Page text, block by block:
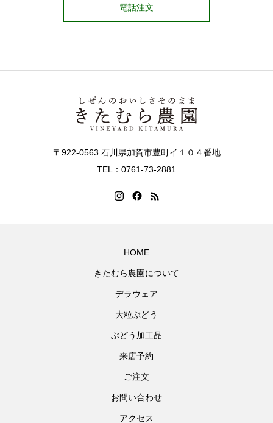
電話注文
〒922-0563 石川県加賀市豊町イ１０４番地
TEL：0761-73-2881
HOME
きたむら農園について
デラウェア
大粒ぶどう
ぶどう加工品
来店予約
ご注文
お問い合わせ
アクセス